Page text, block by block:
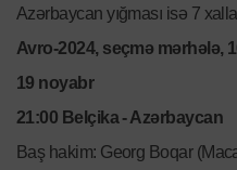
Azərbaycan yığması isə 7
Avro-2024, seçmə mərhələ,
19 noyabr
21:00 Belçika - Azərbaycan
Baş hakim: Georg Boqar